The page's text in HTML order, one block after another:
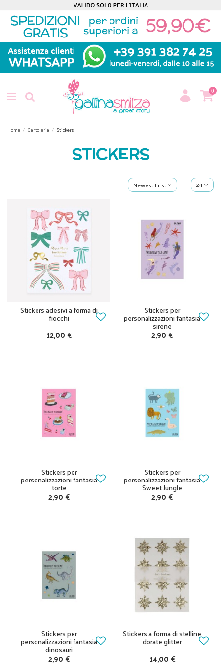
0
Home Cartoleria Stickers
STICKERS
Newest First 24
Stickers adesivi a forma di
fiocchi
12,00 €
Stickers per
personalizzazioni fantasia
sirene
2,90 €
Stickers per
personalizzazioni fantasia
torte
2,90 €
Stickers per
personalizzazioni fantasia
Sweet Jungle
2,90 €
Stickers per
personalizzazioni fantasia
dinosauri
2,90 €
Stickers a forma di stelline
dorate glitter
14,00 €